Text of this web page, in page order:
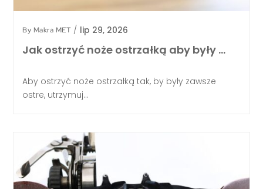
By Makra MET / lip 29, 2026
Jak ostrzyć noże ostrzałką aby były …
Aby ostrzyć noże ostrzałką tak, by były zawsze
ostre, utrzymuj...